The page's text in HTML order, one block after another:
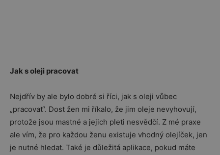
Jak s oleji pracovat
Nejdřív by ale bylo dobré si říci, jak s oleji vůbec
„pracovat“. Dost žen mi říkalo, že jim oleje nevyhovují,
protože jsou mastné a jejich pleti nesvědčí. Z mé praxe
ale vím, že pro každou ženu existuje vhodný olejíček, jen
je nutné hledat. Také je důležitá aplikace, pokud máte